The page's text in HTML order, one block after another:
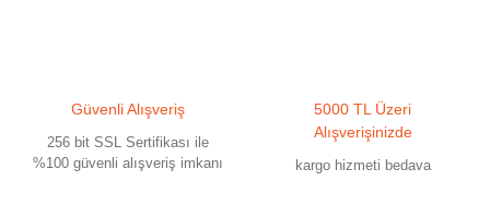
Güvenli Alışveriş
256 bit SSL Sertifikası ile
%100 güvenli alışveriş imkanı
5000 TL Üzeri
Alışverişinizde
kargo hizmeti bedava